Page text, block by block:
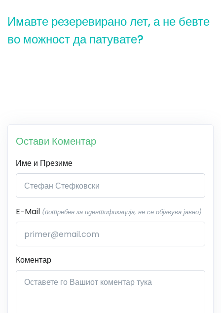
Имавте резеревирано лет, а не бевте
во можност да патувате?
Остави Коментар
Име и Презиме
E-Mail (потребен за идентификација, не се објавува јавно)
Коментар